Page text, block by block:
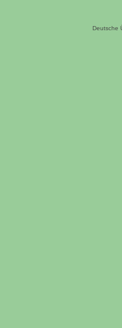
Deutsche